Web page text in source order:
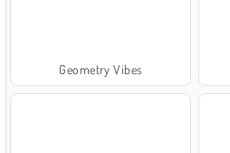
Geometry Vibes